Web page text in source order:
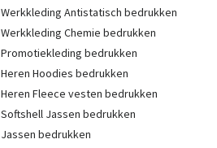
Werkkleding Antistatisch bedrukken
Werkkleding Chemie bedrukken
Promotiekleding bedrukken
Heren Hoodies bedrukken
Heren Fleece vesten bedrukken
Softshell Jassen bedrukken
Jassen bedrukken